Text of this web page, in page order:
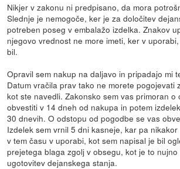
Nikjer v zakonu ni predpisano, da mora
Slednje je nemogoče, ker je za določitev
potreben poseg v embalažo izdelka. Znakov
njegovo vrednost ne more imeti, ker v
bil.
Opravil sem nakup na daljavo in pripadajo mi
Datum vračila prav tako ne morete pogojevati
kot ste navedli. Zakonsko sem vas primoran
obvestiti v 14 dneh od nakupa in potem
30 dnevih. O odstopu od pogodbe se vas
Izdelek sem vrnil 5 dni kasneje, kar pa
v tem času v uporabi, kot sem napisal je bil
prejetega blaga zgolj v obsegu, kot je to
ugotovitev dejanskega stanja.